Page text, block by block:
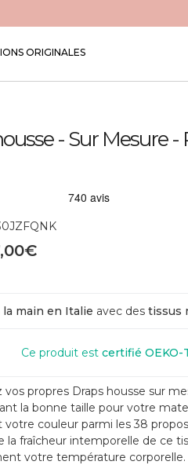
ORIGINALES
- Sur Mesure
la main en Italie avec des tissus
Ce produit est certifié OEKO-
vos propres Draps housse sur
la bonne taille pour votre
votre couleur parmi les 38
la fraîcheur intemporelle de ce
votre température corporelle.